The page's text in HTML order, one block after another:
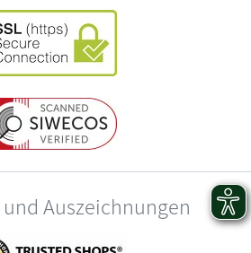
Auszeichnungen